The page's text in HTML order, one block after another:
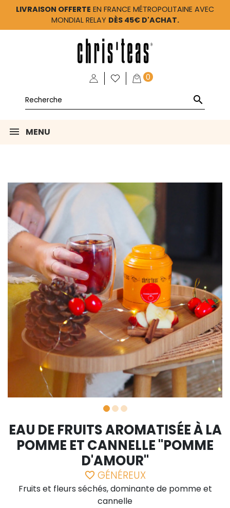
LIVRAISON OFFERTE EN FRANCE MÉTROPOLITAINE AVEC
MONDIAL RELAY DÈS 45€ D'ACHAT.
0

MENU
EAU DE FRUITS AROMATISÉE À LA
POMME ET CANNELLE "POMME
D'AMOUR"
favorite_border GÉNÉREUX
Fruits et fleurs séchés, dominante de pomme et
cannelle